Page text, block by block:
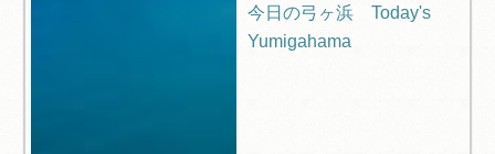
今日の弓ヶ浜 Today's
Yumigahama